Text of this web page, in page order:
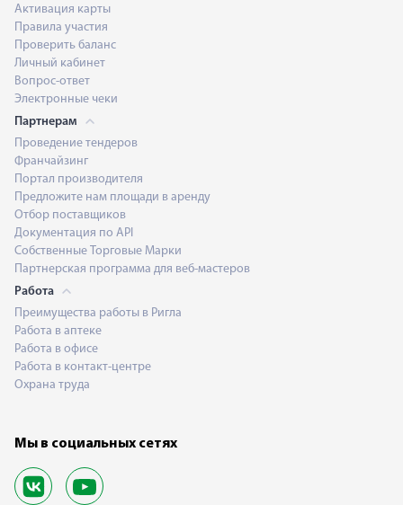
Активация карты
Правила участия
Проверить баланс
Личный кабинет
Вопрос-ответ
Электронные чеки
Партнерам
Проведение тендеров
Франчайзинг
Портал производителя
Предложите нам площади в аренду
Отбор поставщиков
Документация по API
Собственные Торговые Марки
Партнерская программа для веб-мастеров
Работа
Преимущества работы в Ригла
Работа в аптеке
Работа в офисе
Работа в контакт-центре
Охрана труда
Мы в социальных сетях